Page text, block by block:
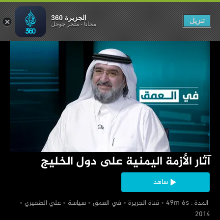
‏آثار الأزمة اليمنية على دول الخليج
شاهد
‏ المدة : 49m 6s
‏قناة الجزيرة ‏في العمق ‏سياسة
‏علي الظفيري
على دول الخليج
الجزيرة 360
مجاناً-متجر جوجل تنزيل